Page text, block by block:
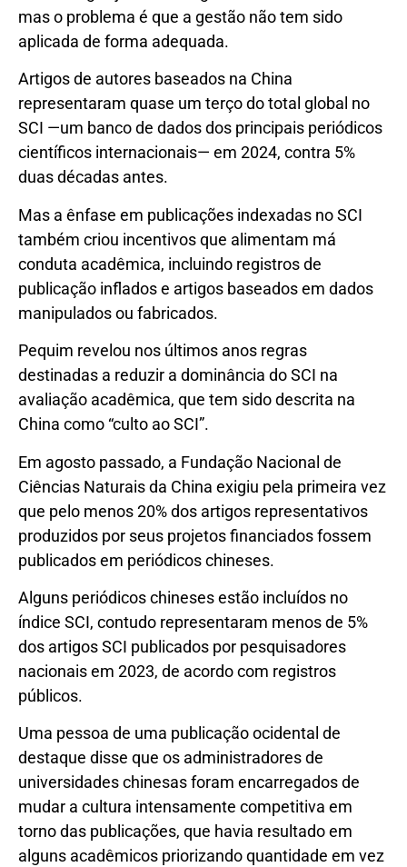
mas o problema é que a gestão não tem sido
aplicada de forma adequada.
Artigos de autores baseados na China
representaram quase um terço do total global no
SCI —um banco de dados dos principais periódicos
científicos internacionais— em 2024, contra 5%
duas décadas antes.
Mas a ênfase em publicações indexadas no SCI
também criou incentivos que alimentam má
conduta acadêmica, incluindo registros de
publicação inflados e artigos baseados em dados
manipulados ou fabricados.
Pequim revelou nos últimos anos regras
destinadas a reduzir a dominância do SCI na
avaliação acadêmica, que tem sido descrita na
China como “culto ao SCI”.
Em agosto passado, a Fundação Nacional de
Ciências Naturais da China exigiu pela primeira vez
que pelo menos 20% dos artigos representativos
produzidos por seus projetos financiados fossem
publicados em periódicos chineses.
Alguns periódicos chineses estão incluídos no
índice SCI, contudo representaram menos de 5%
dos artigos SCI publicados por pesquisadores
nacionais em 2023, de acordo com registros
públicos.
Uma pessoa de uma publicação ocidental de
destaque disse que os administradores de
universidades chinesas foram encarregados de
mudar a cultura intensamente competitiva em
torno das publicações, que havia resultado em
alguns acadêmicos priorizando quantidade em vez